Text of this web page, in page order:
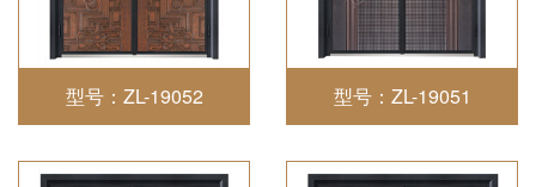
型号：ZL-19052 型号：ZL-19051